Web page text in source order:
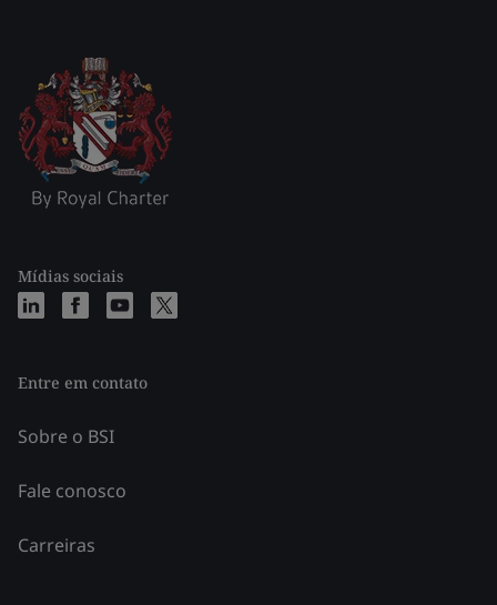
Mídias sociais
Entre em contato
Sobre o BSI
Fale conosco
Carreiras